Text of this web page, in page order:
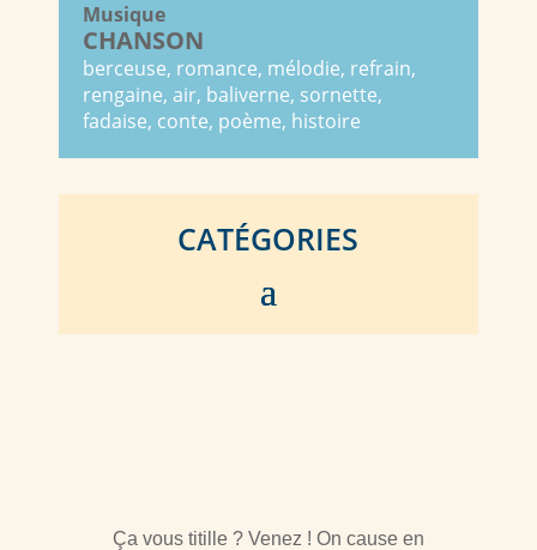
Musique
CHANSON
berceuse, romance, mélodie, refrain,
rengaine, air, baliverne, sornette,
fadaise, conte, poème, histoire
CATÉGORIES
Ça vous titille ? Venez ! On cause en